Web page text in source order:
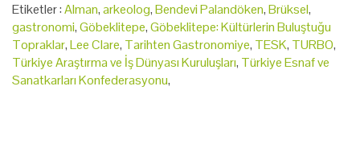
Etiketler :Alman,arkeolog,Bendevi Palandöken,Brüksel,
gastronomi,Göbeklitepe,Göbeklitepe: Kültürlerin Buluştuğu
Topraklar,Lee Clare, Tarihten Gastronomiye, TESK, TURBO,
Türkiye Araştırma ve İş Dünyası Kuruluşları, Türkiye Esnaf ve
Sanatkarları Konfederasyonu,